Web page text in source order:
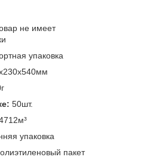
не имеет
упаковка
50шт.
упаковка
пакет